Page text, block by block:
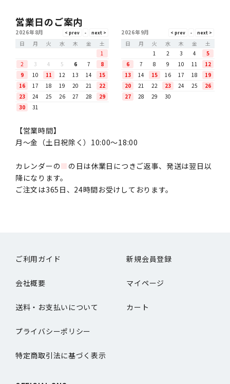
営業日のご案内
2026年8月
日
月 火 水 木 金
土
1
2
3 4 5 6 7
8
9
10 11 12 13 14
15
16
17 18 19 20 21
22
23
24 25 26 27 28
29
30
31
2026年9月
日
月 火 水 木 金
土
1
2 3 4
5
6
7 8 9 10 11
12
13
14 15 16 17 18
19
20
21 22 23 24 25
26
27
28 29 30
【営業時間】
月〜金（土日祝除く）10:00～18:00
カレンダーの■ の日は休業日につきご返事、発送は翌日以
降になります。
ご注文は365日、24時間お受けしております。
ご利用ガイド 新規会員登録
会社概要 マイページ
送料・お支払いについて カート
プライバシーポリシー
特定商取引法に基づく表示